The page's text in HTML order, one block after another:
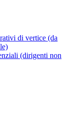
di vertice (da
(dirigenti non